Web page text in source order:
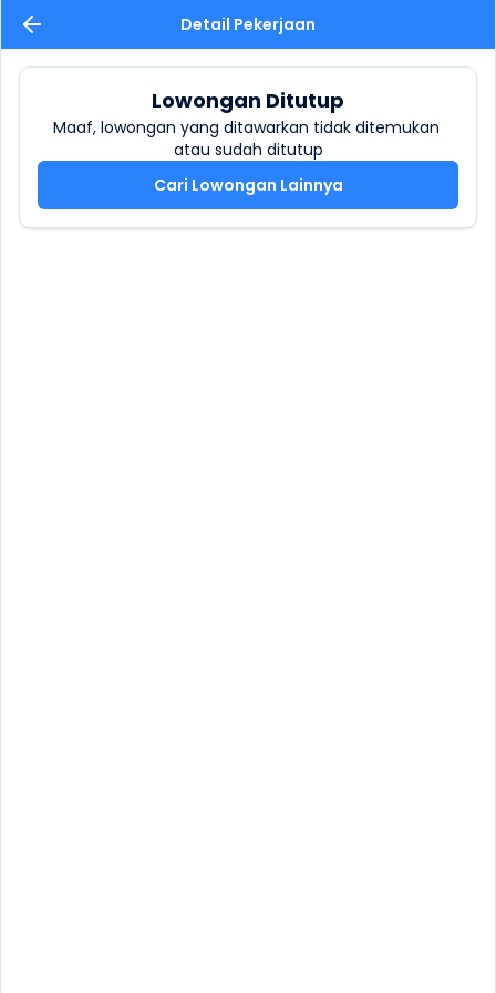
Detail Pekerjaan
Lowongan Ditutup
Maaf, lowongan yang ditawarkan tidak ditemukan
atau sudah ditutup
Cari Lowongan Lainnya